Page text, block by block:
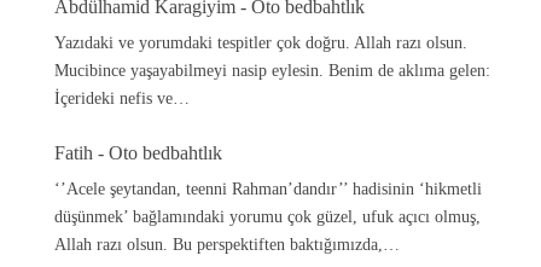
Abdülhamid Karagiyim - Oto bedbahtlık
Yazıdaki ve yorumdaki tespitler çok doğru. Allah razı olsun.
Mucibince yaşayabilmeyi nasip eylesin. Benim de aklıma gelen:
İçerideki nefis ve…
Fatih - Oto bedbahtlık
‘’Acele şeytandan, teenni Rahman’dandır’’ hadisinin ‘hikmetli
düşünmek’ bağlamındaki yorumu çok güzel, ufuk açıcı olmuş,
Allah razı olsun. Bu perspektiften baktığımızda,…